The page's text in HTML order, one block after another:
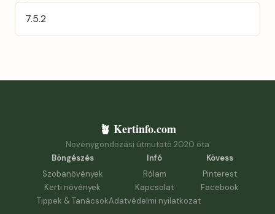
🪴 Kertinfo.com
Növénygondozási útmutató 2020 óta
Böngészés
Szobanövények
Kerti növények
Tippek & Tanácsok
Infó
Rólam
Kapcsolat
Adatvédelmi nyilatkozat
Kövess
Pinterest
Facebook